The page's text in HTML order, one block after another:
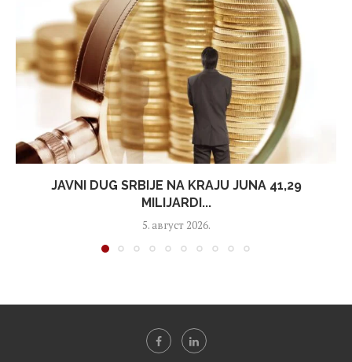
JAVNI DUG SRBIJE NA KRAJU JUNA 41,29
MILIJARDI...
5. август 2026.